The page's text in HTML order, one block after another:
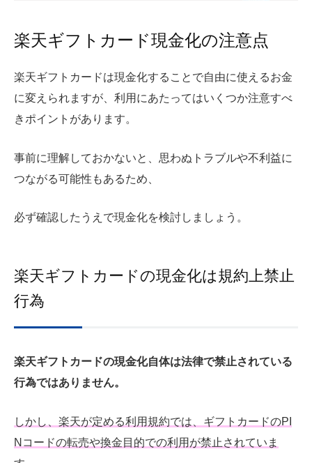
楽天ギフトカード現金化の注意点
楽天ギフトカードは現金化することで自由に使えるお金
に変えられますが、利用にあたってはいくつか注意すべ
きポイントがあります。
事前に理解しておかないと、思わぬトラブルや不利益に
つながる可能性もあるため、
必ず確認したうえで現金化を検討しましょう。
楽天ギフトカードの現金化は規約上禁止
行為
楽天ギフトカードの現金化自体は法律で禁止されている
行為ではありません。
しかし、楽天が定める利用規約では、ギフトカードのPI
Nコードの転売や換金目的での利用が禁止されていま